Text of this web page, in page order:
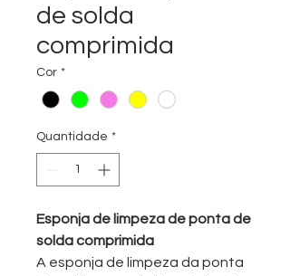
de solda
comprimida
Cor *
Quantidade *
Esponja de limpeza de ponta de
solda comprimida
A esponja de limpeza da ponta